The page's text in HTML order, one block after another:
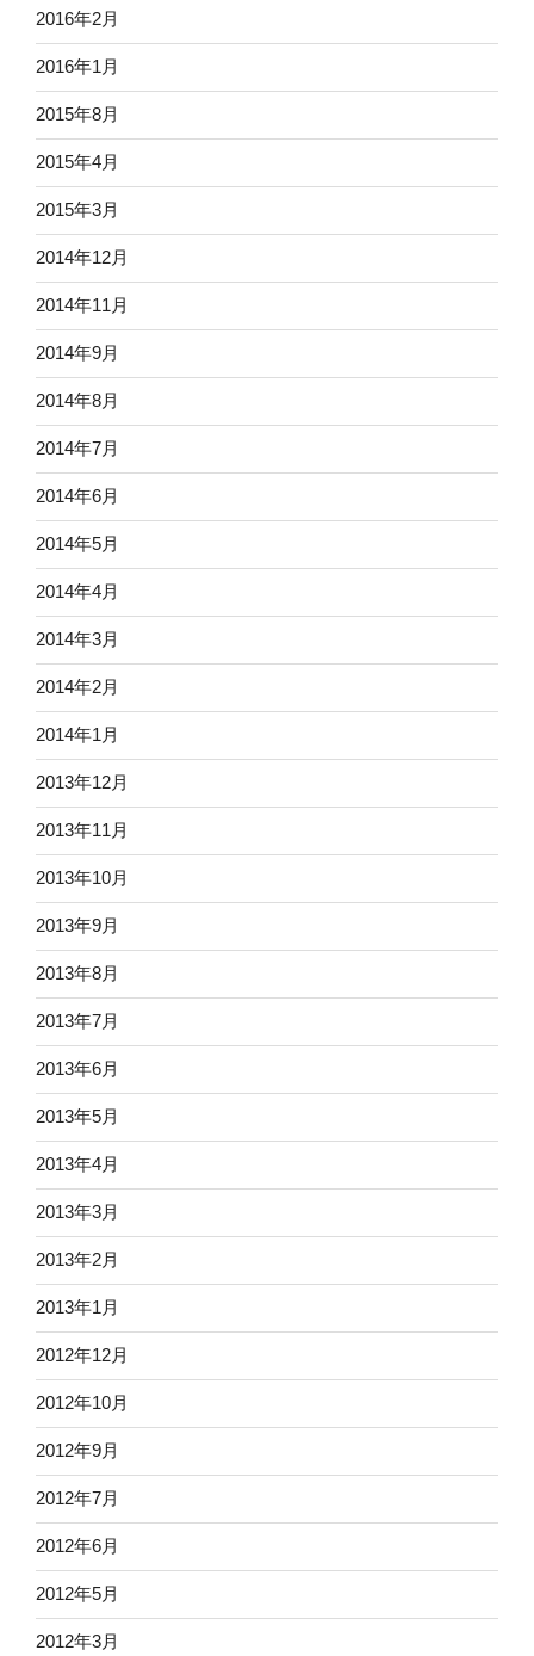
2016年2月
2016年1月
2015年8月
2015年4月
2015年3月
2014年12月
2014年11月
2014年9月
2014年8月
2014年7月
2014年6月
2014年5月
2014年4月
2014年3月
2014年2月
2014年1月
2013年12月
2013年11月
2013年10月
2013年9月
2013年8月
2013年7月
2013年6月
2013年5月
2013年4月
2013年3月
2013年2月
2013年1月
2012年12月
2012年10月
2012年9月
2012年7月
2012年6月
2012年5月
2012年3月